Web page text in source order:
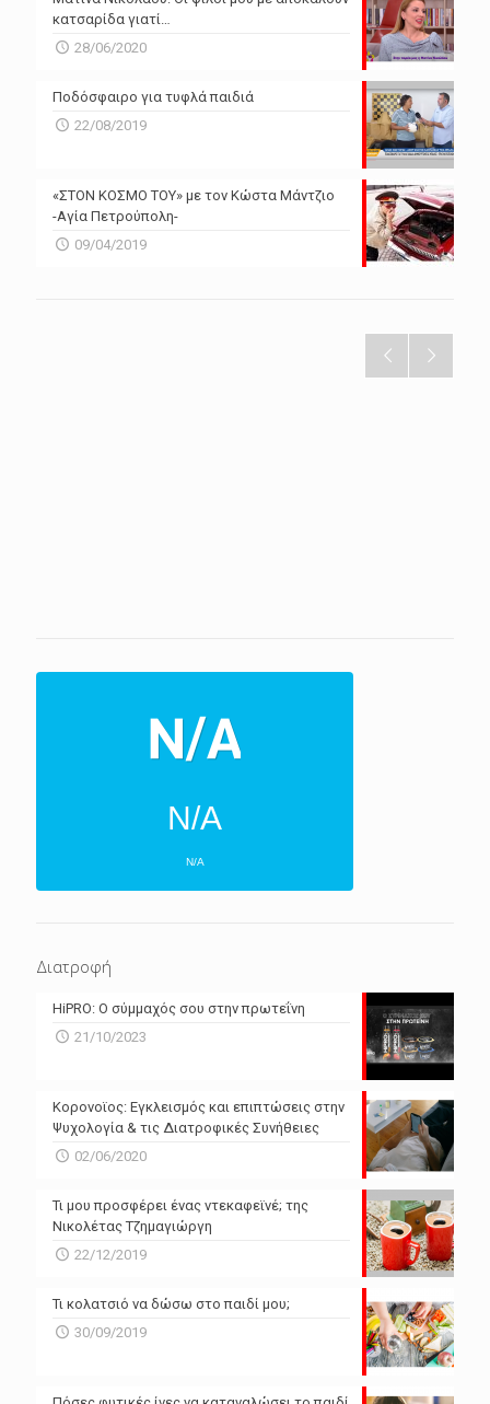
κατσαρίδα γιατί…
28/06/2020
Ποδόσφαιρο για τυφλά παιδιά
22/08/2019
«ΣΤΟΝ ΚΟΣΜΟ ΤΟΥ» με τον Κώστα Μάντζιο
-Αγία Πετρούπολη-
09/04/2019
N/A
N/A
N/A
Powered by Forecast.io
Διατροφή
HiPRO: Ο σύμμαχός σου στην πρωτεΐνη
21/10/2023
Κορονοϊος: Εγκλεισμός και επιπτώσεις στην
Ψυχολογία & τις Διατροφικές Συνήθειες
02/06/2020
Τι μου προσφέρει ένας ντεκαφεϊνέ; της
Νικολέτας Τζημαγιώργη
22/12/2019
Τι κολατσιό να δώσω στο παιδί μου;
30/09/2019